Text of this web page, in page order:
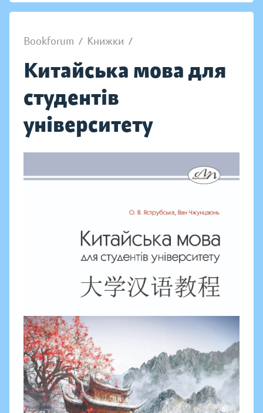
Bookforum / Книжки /
Китайська мова для
студентів
університету